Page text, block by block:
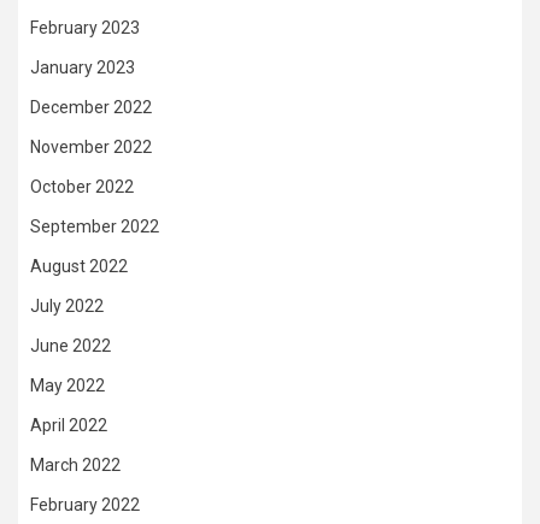
February 2023
January 2023
December 2022
November 2022
October 2022
September 2022
August 2022
July 2022
June 2022
May 2022
April 2022
March 2022
February 2022